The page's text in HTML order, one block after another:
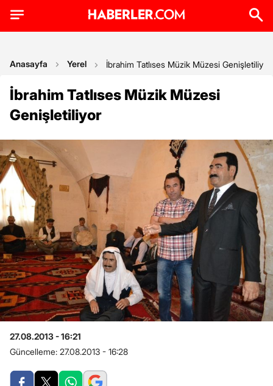
Anasayfa Yerel İbrahim Tatlıses Müzik Müzesi Genişletiliyor
İbrahim Tatlıses Müzik Müzesi
Genişletiliyor
27.08.2013 - 16:21
Güncelleme: 27.08.2013 - 16:28